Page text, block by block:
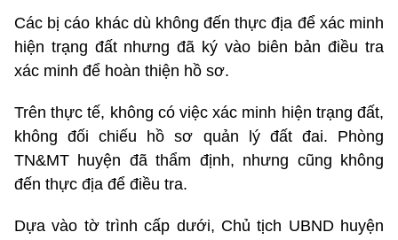
Các bị cáo khác dù không đến thực địa để xác minh
hiện trạng đất nhưng đã ký vào biên bản điều tra
xác minh để hoàn thiện hồ sơ.
Trên thực tế, không có việc xác minh hiện trạng đất,
không đối chiếu hồ sơ quản lý đất đai. Phòng
TN&MT huyện đã thẩm định, nhưng cũng không
đến thực địa để điều tra.
Dựa vào tờ trình cấp dưới, Chủ tịch UBND huyện